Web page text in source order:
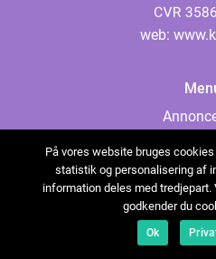
web:
På vores website bruges
statistik og personalisering af
information deles med
godkender du
Ok